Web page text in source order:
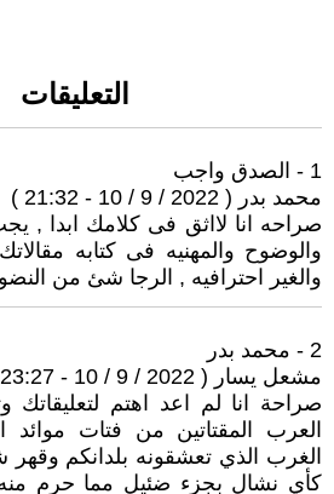
التعليقات
1 - الصدق واجب
محمد بدر ( 2022 / 9 / 10 - 21:32 )
صراحه انا لااثق فى كلامك ابدا ,
والوضوح والمهنيه فى كتابه
والغير احترافيه , الرجا شئ من
2 - محمد بدر
مشعل يسار ( 2022 / 9 / 10 - 23:27 )
صراحة انا لم اعد اهتم لتعليقاتك
العرب المقتاتين من فتات
الغرب الذي تعشقونه بلدانكم
كأي نشال بجزء ضئيل مما حرم